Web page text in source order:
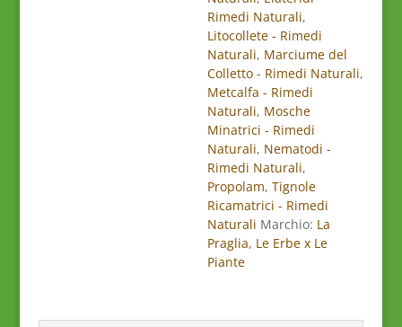
Rimedi Naturali,
Litocollete - Rimedi
Naturali, Marciume del
Colletto - Rimedi Naturali,
Metcalfa - Rimedi
Naturali, Mosche
Minatrici - Rimedi
Naturali, Nematodi -
Rimedi Naturali,
Propolam,Tignole
Ricamatrici - Rimedi
Naturali Marchio: La
Praglia, Le Erbe x Le
Piante